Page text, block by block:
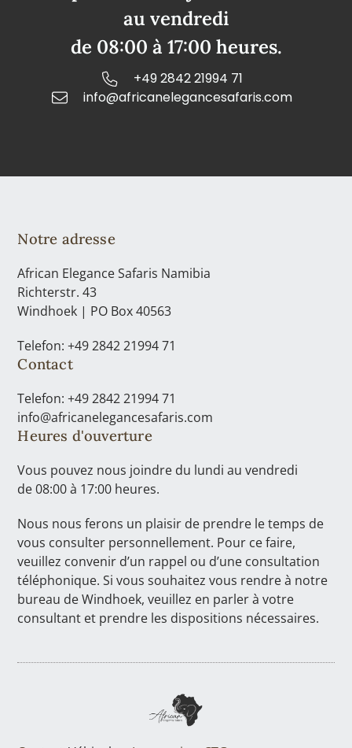
au vendredi
de 08:00 à 17:00 heures.
+49 2842 21994 71
info@africanelegancesafaris.com
Notre adresse
African Elegance Safaris Namibia
Richterstr. 43
Windhoek | PO Box 40563
Telefon: +49 2842 21994 71
Contact
Telefon: +49 2842 21994 71
info@africanelegancesafaris.com
Heures d'ouverture
Vous pouvez nous joindre du lundi au vendredi
de 08:00 à 17:00 heures.
Nous nous ferons un plaisir de prendre le temps de
vous consulter personnellement. Pour ce faire,
veuillez convenir d’un rappel ou d’une consultation
téléphonique. Si vous souhaitez vous rendre à notre
bureau de Windhoek, veuillez en parler à votre
consultant et prendre les dispositions nécessaires.